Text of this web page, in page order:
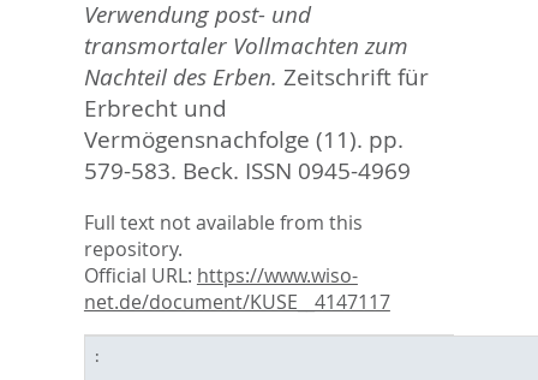
Verwendung post- und
transmortaler Vollmachten zum
Nachteil des Erben. Zeitschrift für
Erbrecht und
Vermögensnachfolge (11). pp.
579-583. Beck. ISSN 0945-4969
Full text not available from this
repository.
Official URL: https://www.wiso-
net.de/document/KUSE__4147117